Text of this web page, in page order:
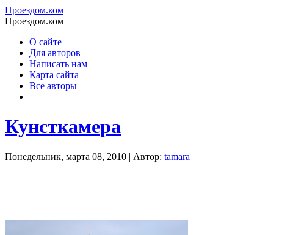
Проездом.ком
Проездом.ком
О сайте
Для авторов
Написать нам
Карта сайта
Все авторы
Кунсткамера
Понедельник, марта 08, 2010 | Автор: tamara